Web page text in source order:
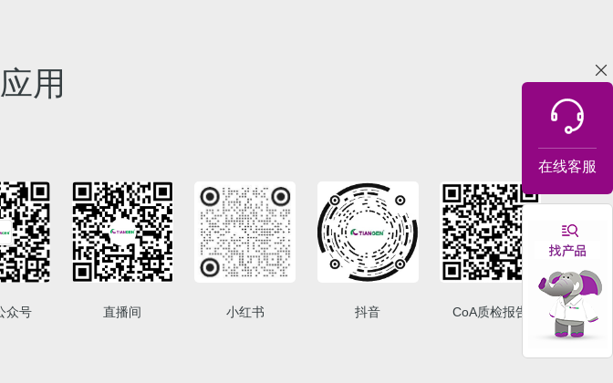
用
众号 直播间 小红书 抖音 CoA质检报告
在线客服